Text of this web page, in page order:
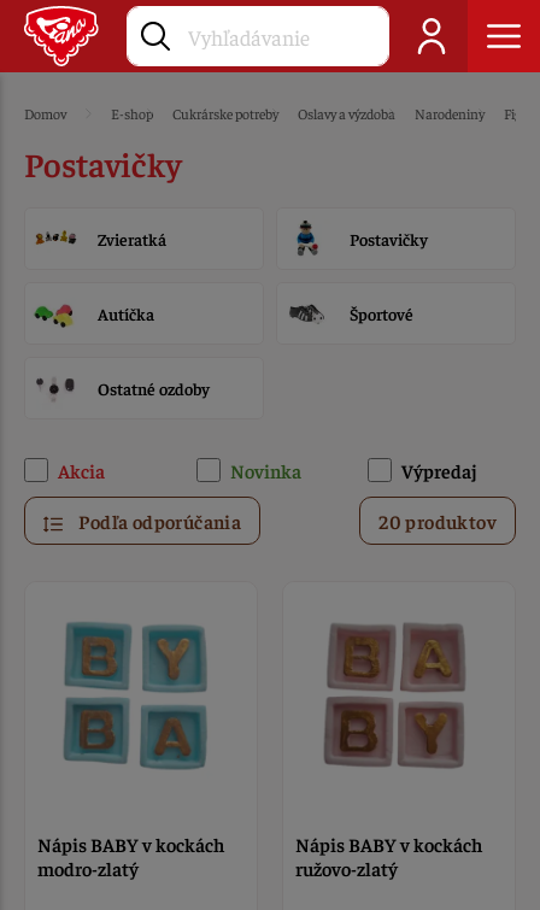
Domov E-shop Cukrárske potreby Oslavy a výzdoba Narodeniny
Postavičky
Zvieratká Postavičky
Autíčka Športové
Ostatné ozdoby
Akcia Novinka Výpredaj
Podľa odporúčania 20 produktov
Nápis BABY v kockách
modro-zlatý
Nápis BABY v kockách
ružovo-zlatý